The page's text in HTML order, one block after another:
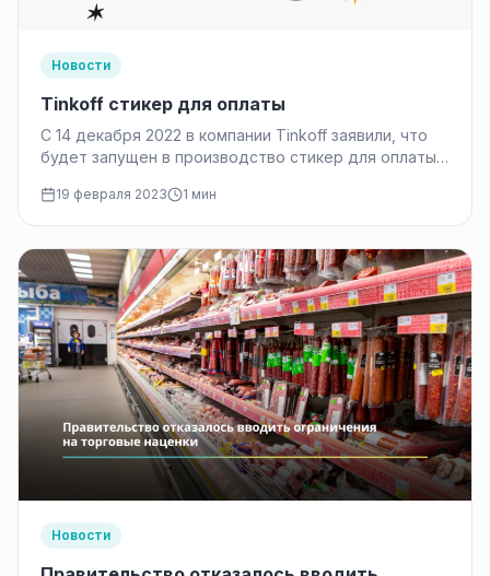
Новости
Tinkoff стикер для оплаты
С 14 декабря 2022 в компании Tinkoff заявили, что
будет запущен в производство стикер для оплаты.
19 февраля 2023 1 мин
Новости